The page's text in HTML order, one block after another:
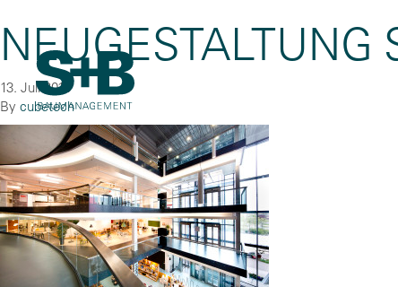
NEUGESTALTUNG
13. Juli 2016
By cubetech